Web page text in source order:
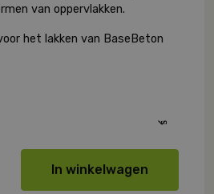
van oppervlakken.
het lakken van BaseBeton
In winkelwagen